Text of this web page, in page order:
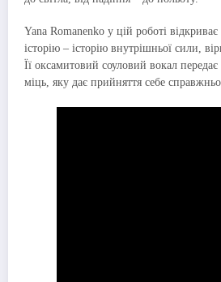
Yana Romanenko у цій роботі
історію – історію внутрішньої сили,
Її оксамитовий соуловий вокал передає
міць, яку дає прийняття себе